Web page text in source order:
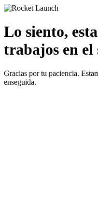
Lo siento,
trabajos en el
Gracias por tu paciencia.
enseguida.